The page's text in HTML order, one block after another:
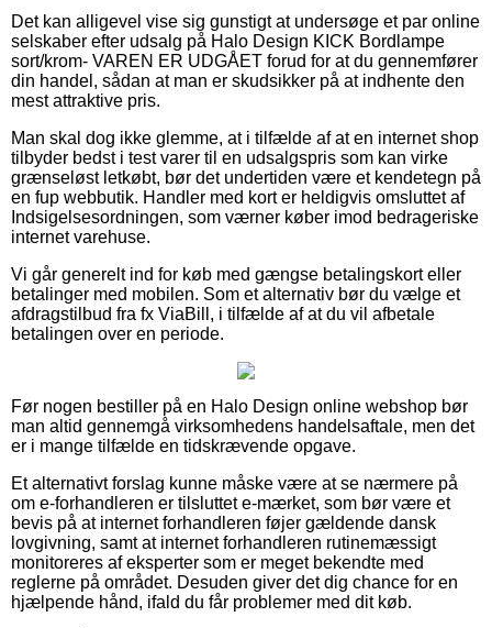
Det kan alligevel vise sig gunstigt at undersøge et par online
selskaber efter udsalg på Halo Design KICK Bordlampe
sort/krom- VAREN ER UDGÅET forud for at du gennemfører
din handel, sådan at man er skudsikker på at indhente den
mest attraktive pris.
Man skal dog ikke glemme, at i tilfælde af at en internet shop
tilbyder bedst i test varer til en udsalgspris som kan virke
grænseløst letkøbt, bør det undertiden være et kendetegn på
en fup webbutik. Handler med kort er heldigvis omsluttet af
Indsigelsesordningen, som værner køber imod bedrageriske
internet varehuse.
Vi går generelt ind for køb med gængse betalingskort eller
betalinger med mobilen. Som et alternativ bør du vælge et
afdragstilbud fra fx ViaBill, i tilfælde af at du vil afbetale
betalingen over en periode.
Før nogen bestiller på en Halo Design online webshop bør
man altid gennemgå virksomhedens handelsaftale, men det
er i mange tilfælde en tidskrævende opgave.
Et alternativt forslag kunne måske være at se nærmere på
om e-forhandleren er tilsluttet e-mærket, som bør være et
bevis på at internet forhandleren føjer gældende dansk
lovgivning, samt at internet forhandleren rutinemæssigt
monitoreres af eksperter som er meget bekendte med
reglerne på området. Desuden giver det dig chance for en
hjælpende hånd, ifald du får problemer med dit køb.